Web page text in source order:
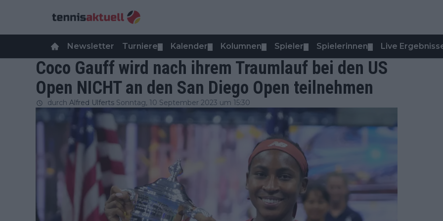
Newsletter Turniere Kalender Kolumnen Spieler Spielerinnen Live
Coco Gauff wird nach ihrem Traumlauf bei den US
Open NICHT an den San Diego Open teilnehmen
durch Alfred Ulferts Sonntag, 10 September 2023 um 15:30